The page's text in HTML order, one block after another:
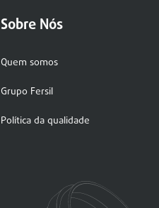
Sobre Nós
Quem somos
Grupo Fersil
Política da qualidade